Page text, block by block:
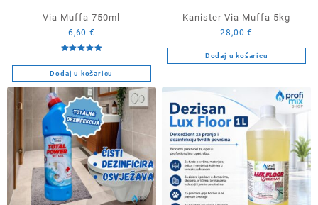
Via Muffa 750ml
6,60 €
5.00
od 5
Dodaj u košaricu
Kanister Via Muffa 5kg
28,00€
Dodaj u košaricu